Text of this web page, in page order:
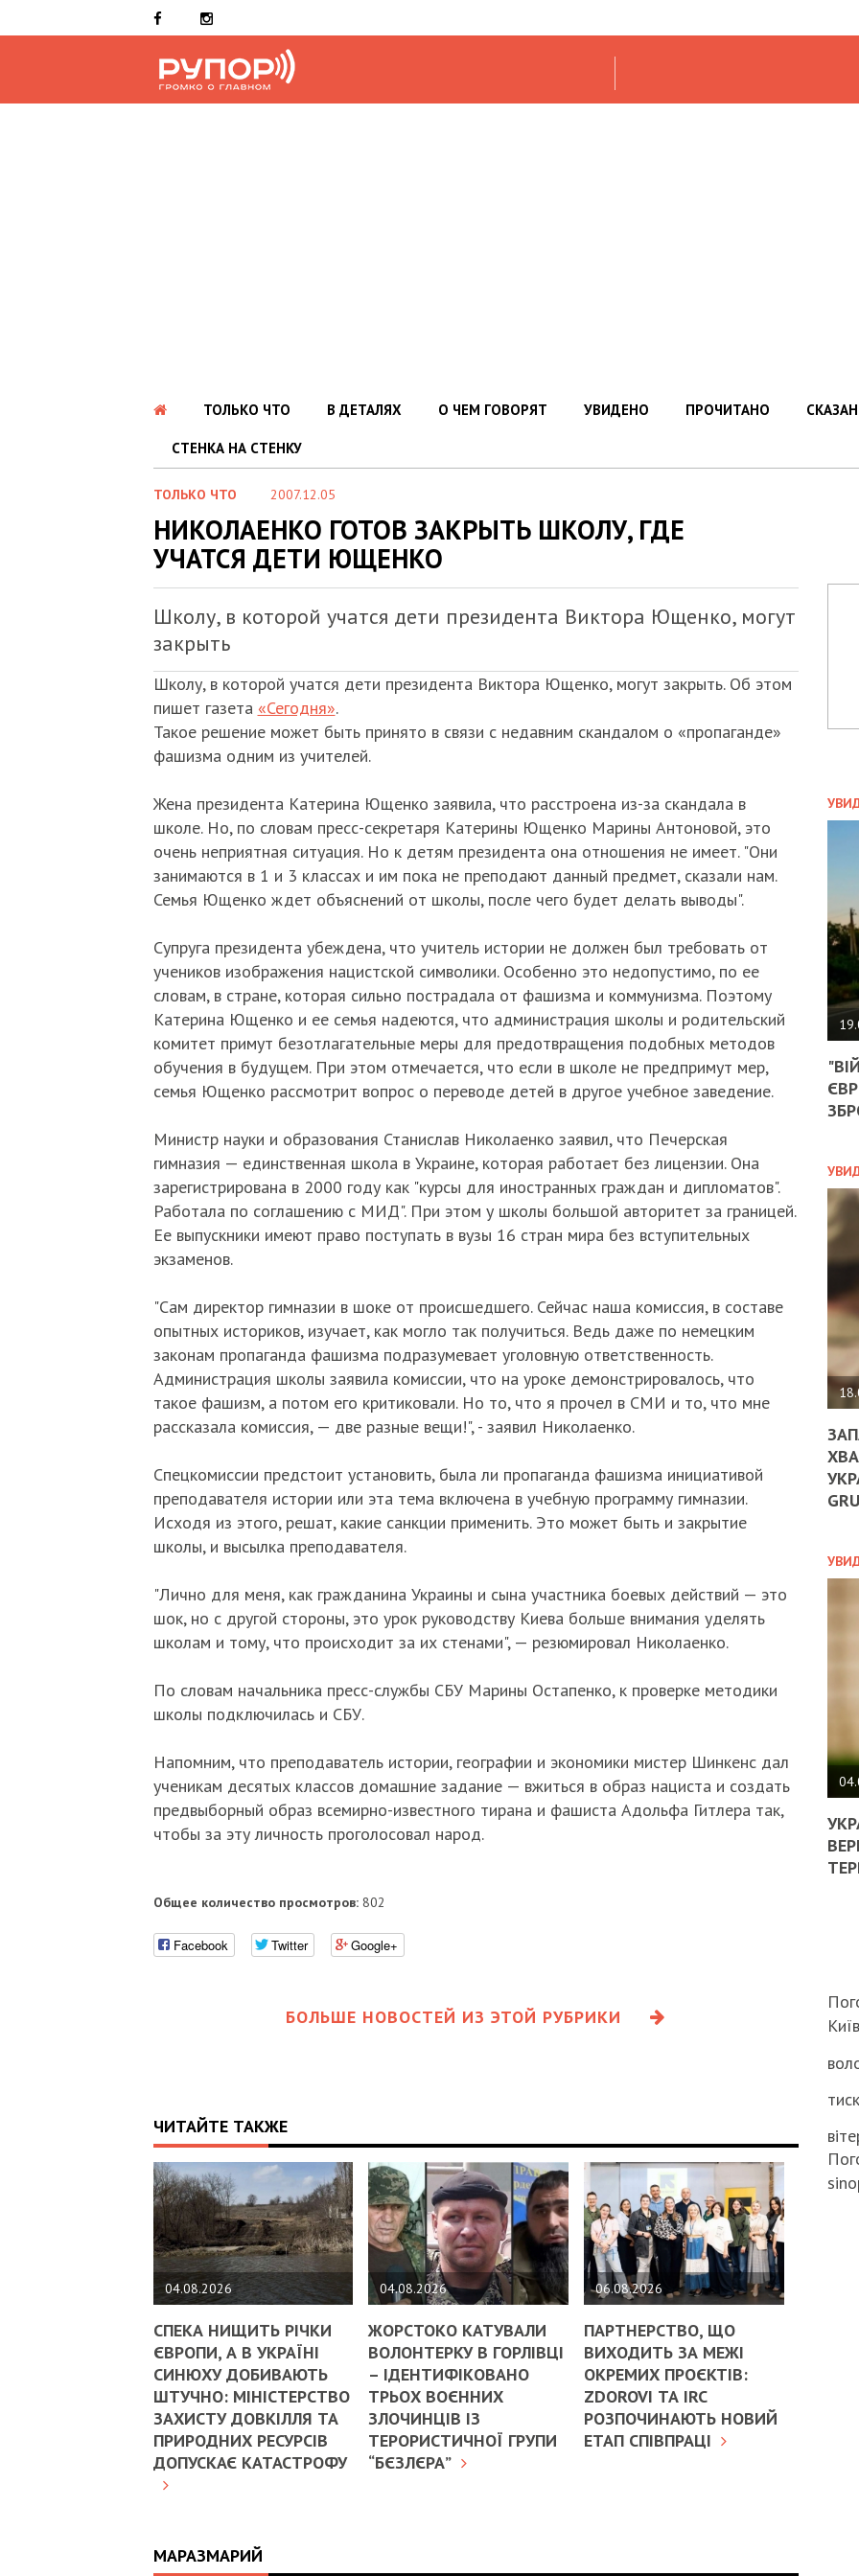
ТОЛЬКО ЧТО В ДЕТАЛЯХ О ЧЕМ ГОВОРЯТ УВИДЕНО ПРОЧИТАНО
СТЕНКА НА СТЕНКУ
ТОЛЬКО ЧТО 2007.12.05
НИКОЛАЕНКО ГОТОВ ЗАКРЫТЬ ШКОЛУ, ГДЕ
УЧАТСЯ ДЕТИ ЮЩЕНКО
Школу, в которой учатся дети президента Виктора Ющенко, могут
закрыть
Школу, в которой учатся дети президента Виктора Ющенко, могут закрыть. Об этом
пишет газета «Сегодня».
Такое решение может быть принято в связи с недавним скандалом о «пропаганде»
фашизма одним из учителей.
Жена президента Катерина Ющенко заявила, что расстроена из-за скандала в
школе. Но, по словам пресс-секретаря Катерины Ющенко Марины Антоновой, это
очень неприятная ситуация. Но к детям президента она отношения не имеет. "Они
занимаются в 1 и 3 классах и им пока не преподают данный предмет, сказали нам.
Семья Ющенко ждет объяснений от школы, после чего будет делать выводы".
Супруга президента убеждена, что учитель истории не должен был требовать от
учеников изображения нацистской символики. Особенно это недопустимо, по ее
словам, в стране, которая сильно пострадала от фашизма и коммунизма. Поэтому
Катерина Ющенко и ее семья надеются, что администрация школы и родительский
комитет примут безотлагательные меры для предотвращения подобных методов
обучения в будущем. При этом отмечается, что если в школе не предпримут мер,
семья Ющенко рассмотрит вопрос о переводе детей в другое учебное заведение.
Министр науки и образования Станислав Николаенко заявил, что Печерская
гимназия — единственная школа в Украине, которая работает без лицензии. Она
зарегистрирована в 2000 году как "курсы для иностранных граждан и дипломатов".
Работала по соглашению с МИД". При этом у школы большой авторитет за границей.
Ее выпускники имеют право поступать в вузы 16 стран мира без вступительных
экзаменов.
"Сам директор гимназии в шоке от происшедшего. Сейчас наша комиссия, в составе
опытных историков, изучает, как могло так получиться. Ведь даже по немецким
законам пропаганда фашизма подразумевает уголовную ответственность.
Администрация школы заявила комиссии, что на уроке демонстрировалось, что
такое фашизм, а потом его критиковали. Но то, что я прочел в СМИ и то, что мне
рассказала комиссия, — две разные вещи!", - заявил Николаенко.
Спецкомиссии предстоит установить, была ли пропаганда фашизма инициативой
преподавателя истории или эта тема включена в учебную программу гимназии.
Исходя из этого, решат, какие санкции применить. Это может быть и закрытие
школы, и высылка преподавателя.
"Лично для меня, как гражданина Украины и сына участника боевых действий — это
шок, но с другой стороны, это урок руководству Киева больше внимания уделять
школам и тому, что происходит за их стенами", — резюмировал Николаенко.
По словам начальника пресс-службы СБУ Марины Остапенко, к проверке методики
школы подключилась и СБУ.
Напомним, что преподаватель истории, географии и экономики мистер Шинкенс дал
ученикам десятых классов домашние задание — вжиться в образ нациста и создать
предвыборный образ всемирно-известного тирана и фашиста Адольфа Гитлера так,
чтобы за эту личность проголосовал народ.
Общее количество просмотров:802
Facebook Twitter Google+
БОЛЬШЕ НОВОСТЕЙ ИЗ ЭТОЙ РУБРИКИ
ЧИТАЙТЕ ТАКЖЕ
04.08.2026
СПЕКА НИЩИТЬ РІЧКИ
ЄВРОПИ, А В УКРАЇНІ
СИНЮХУ ДОБИВАЮТЬ
ШТУЧНО: МІНІСТЕРСТВО
ЗАХИСТУ ДОВКІЛЛЯ ТА
ПРИРОДНИХ РЕСУРСІВ
ДОПУСКАЄ КАТАСТРОФУ
04.08.2026
ЖОРСТОКО КАТУВАЛИ
ВОЛОНТЕРКУ В ГОРЛІВЦІ
– ІДЕНТИФІКОВАНО
ТРЬОХ ВОЄННИХ
ЗЛОЧИНЦІВ ІЗ
ТЕРОРИСТИЧНОЇ ГРУПИ
“БЄЗЛЄРА”
06.08.2026
ПАРТНЕРСТВО, ЩО
ВИХОДИТЬ ЗА МЕЖІ
ОКРЕМИХ ПРОЄКТІВ:
ZDOROVI ТА IRC
РОЗПОЧИНАЮТЬ НОВИЙ
ЕТАП СПІВПРАЦІ
МАРАЗМАРИЙ
НА
ДО
ЄС
-
НА
Київ